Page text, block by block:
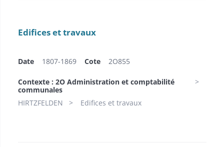
Edifices et travaux
Date 1807-1869 Cote 2O855
Contexte : 2O Administration et comptabilité
communales
HIRTZFELDEN
Edifices et travaux